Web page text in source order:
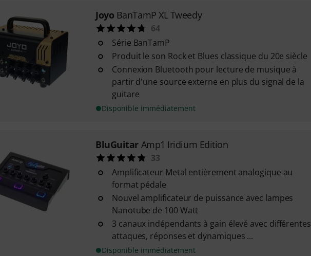
Joyo BanTamP XL Tweedy
64
Série BanTamP
Produit le son Rock et Blues classique du 20e siècle
Connexion Bluetooth pour lecture de musique à
partir d'une source externe en plus du signal de la
guitare
Disponible immédiatement
BluGuitar Amp1 Iridium Edition
33
Amplificateur Metal entièrement analogique au
format pédale
Nouvel amplificateur de puissance avec lampes
Nanotube de 100 Watt
3 canaux indépendants à gain élevé avec différentes
attaques, réponses et dynamiques ...
Disponible immédiatement